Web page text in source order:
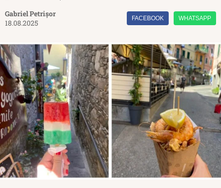
Gabriel Petrișor
18.08.2025
FACEBOOK WHATSAPP